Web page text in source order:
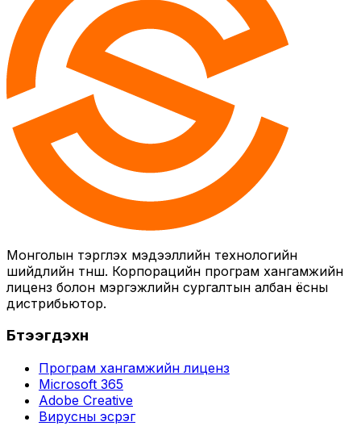
Монголын тэргүүлэх мэдээллийн технологийн
шийдлийн түнш. Корпорацийн програм хангамжийн
лиценз болон мэргэжлийн сургалтын албан ёсны
дистрибьютор.
Бүтээгдэхүүн
Програм хангамжийн лиценз
Microsoft 365
Adobe Creative
Вирусны эсрэг